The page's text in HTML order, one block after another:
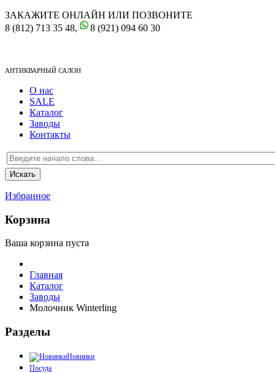
ЗАКАЖИТЕ ОНЛАЙН ИЛИ ПОЗВОНИТЕ
8 (812) 713 35 48,
8 (921) 094 60 30
АНТИКВАРНЫЙ САЛОН
О нас
SALE
Каталог
Заводы
Контакты
Избранное
Корзина
Ваша корзина пуста
Главная
Каталог
Заводы
Молочник Winterling
Разделы
Новинки
Посуда